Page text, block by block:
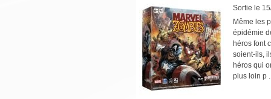
Sortie le
Même les
épidémie
héros font
soient-ils,
héros qui
plus loin